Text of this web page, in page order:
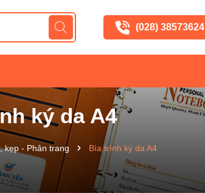
(028) 38573624
ký da A4
kẹp - Phân trang Bìa trình ký da A4